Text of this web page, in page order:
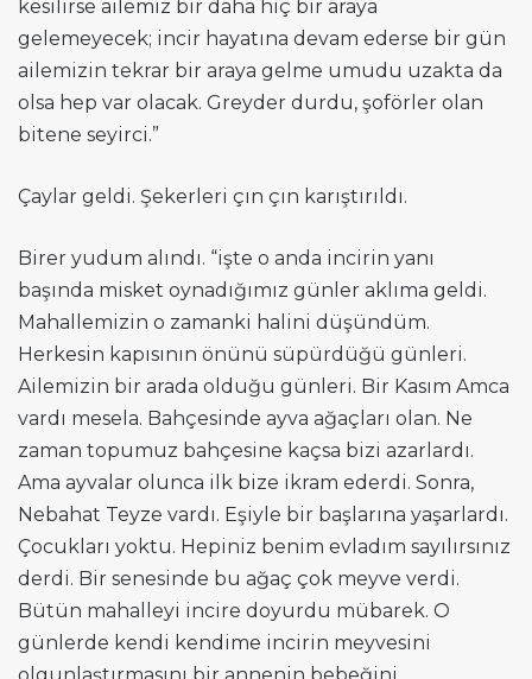
kesilirse ailemiz bir daha hiç bir araya
gelemeyecek; incir hayatına devam ederse bir gün
ailemizin tekrar bir araya gelme umudu uzakta da
olsa hep var olacak. Greyder durdu, şoförler olan
bitene seyirci.”
Çaylar geldi. Şekerleri çın çın karıştırıldı.
Birer yudum alındı. “işte o anda incirin yanı
başında misket oynadığımız günler aklıma geldi.
Mahallemizin o zamanki halini düşündüm.
Herkesin kapısının önünü süpürdüğü günleri.
Ailemizin bir arada olduğu günleri. Bir Kasım Amca
vardı mesela. Bahçesinde ayva ağaçları olan. Ne
zaman topumuz bahçesine kaçsa bizi azarlardı.
Ama ayvalar olunca ilk bize ikram ederdi. Sonra,
Nebahat Teyze vardı. Eşiyle bir başlarına yaşarlardı.
Çocukları yoktu. Hepiniz benim evladım sayılırsınız
derdi. Bir senesinde bu ağaç çok meyve verdi.
Bütün mahalleyi incire doyurdu mübarek. O
günlerde kendi kendime incirin meyvesini